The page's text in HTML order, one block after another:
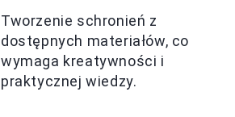
Tworzenie schronień z
dostępnych materiałów, co
wymaga kreatywności i
praktycznej wiedzy.